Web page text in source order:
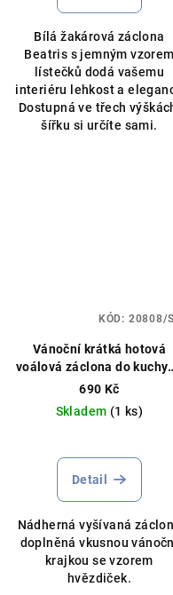
Bílá žakárová záclona
Beatris s jemným vzorem
lístečků dodá vašemu
interiéru lehkost a
Dostupná ve třech
šířku si určíte sami.
Vánoční krátká hotová
voálová záclona do
bílá různé rozměry
690 Kč
Skladem (1 ks)
hodnocení
produktu
z
5
hvězdiček.
Detail
Nádherná vyšívaná
doplněná vkusnou
krajkou se vzorem
hvězdiček.
KÓD: 20808/